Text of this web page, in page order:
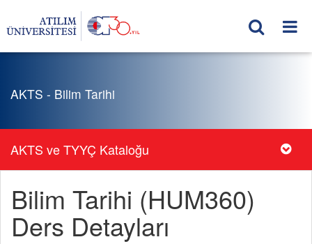
AKTS - Bilim Tarihi
AKTS ve TYYÇ Kataloğu
Bilim Tarihi (HUM360)
Ders Detayları